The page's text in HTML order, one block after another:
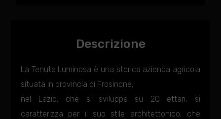
Descrizione
La Tenuta Luminosa è una storica azienda agricola
situata in provincia di Frosinone,
nel Lazio, che si sviluppa su 20 ettari, si
caratterizza per il suo stile architettonico, che